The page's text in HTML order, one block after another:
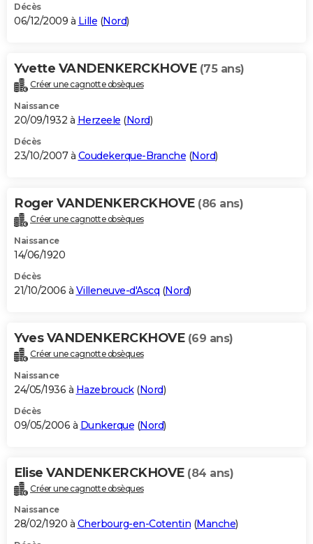
Décès
06/12/2009 à Lille (Nord)
Yvette VANDENKERCKHOVE (75 ans)
Créer une cagnotte obsèques
Naissance
20/09/1932 à Herzeele (Nord)
Décès
23/10/2007 à Coudekerque-Branche (Nord)
Roger VANDENKERCKHOVE (86 ans)
Créer une cagnotte obsèques
Naissance
14/06/1920
Décès
21/10/2006 à Villeneuve-d'Ascq (Nord)
Yves VANDENKERCKHOVE (69 ans)
Créer une cagnotte obsèques
Naissance
24/05/1936 à Hazebrouck(Nord)
Décès
09/05/2006 à Dunkerque (Nord)
Elise VANDENKERCKHOVE (84 ans)
Créer une cagnotte obsèques
Naissance
28/02/1920 à Cherbourg-en-Cotentin (Manche)